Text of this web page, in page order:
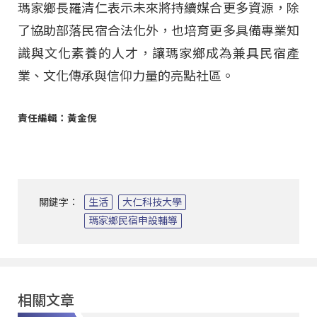
瑪家鄉長羅清仁表示未來將持續媒合更多資源，除
了協助部落民宿合法化外，也培育更多具備專業知
識與文化素養的人才，讓瑪家鄉成為兼具民宿產
業、文化傳承與信仰力量的亮點社區。
責任編輯：黃金倪
關鍵字： 生活
大仁科技大學
瑪家鄉民宿申設輔導
相關文章